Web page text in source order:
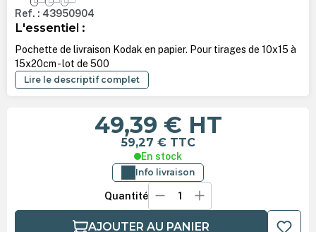
Ref. : 43950904
L'essentiel :
Pochette de livraison Kodak en papier. Pour tirages de 10x15 à
15x20cm - lot de 500
Lire le descriptif complet
49,39 € HT
59,27 € TTC
En stock
Info livraison
Quantité
AJOUTER AU PANIER